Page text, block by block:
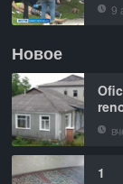
9
Новое
1